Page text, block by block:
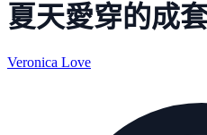
夏天愛穿的成
Veronica Love